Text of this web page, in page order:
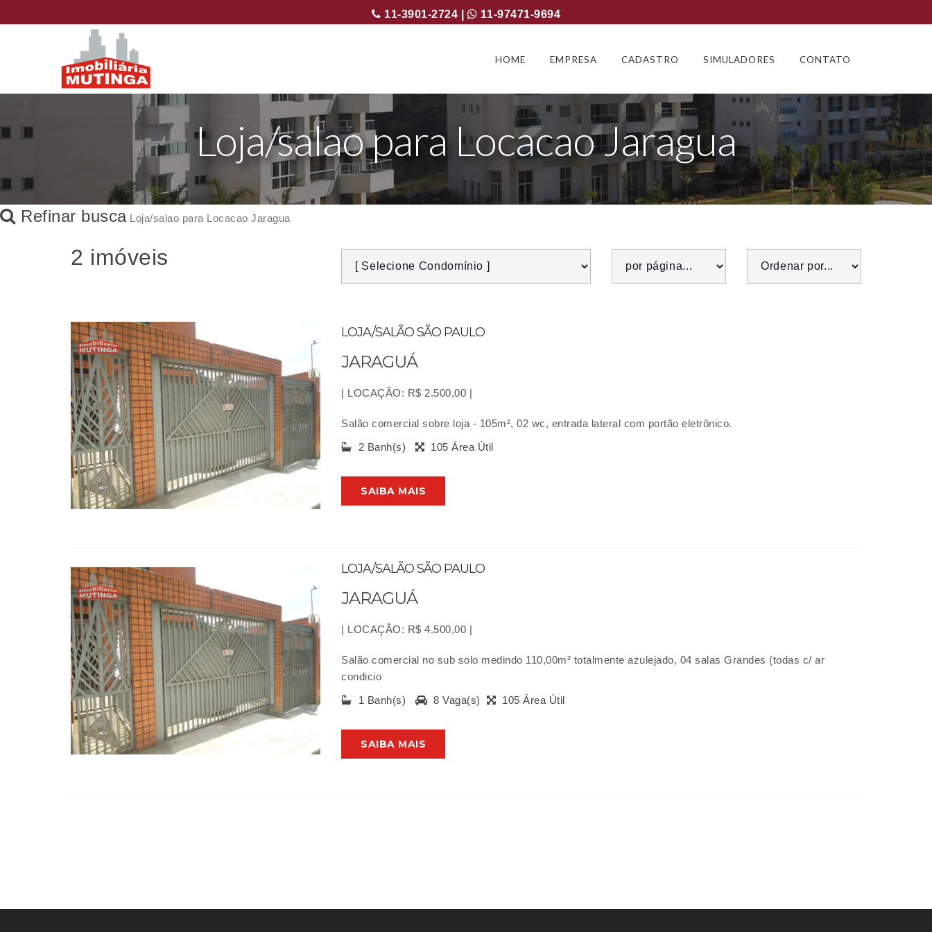
11-3901-2724 | 11-97471-9694
HOME EMPRESA CADASTRO SIMULADORES CONTATO
Loja/salao para Locacao Jaragua
Refinar busca Loja/salao para Locacao Jaragua
2 imóveis
LOJA/SALÃO SÃO PAULO
JARAGUÁ
| LOCAÇÃO: R$ 2.500,00 |
Salão comercial sobre loja - 105m², 02 wc, entrada lateral com portão eletrônico.
2 Banh(s)
105 Área Útil
SAIBA MAIS
LOJA/SALÃO SÃO PAULO
JARAGUÁ
| LOCAÇÃO: R$ 4.500,00 |
Salão comercial no sub solo medindo 110,00m² totalmente azulejado, 04 salas Grandes (todas c/ ar
condicio
1 Banh(s)
8 Vaga(s) 105 Área Útil
SAIBA MAIS